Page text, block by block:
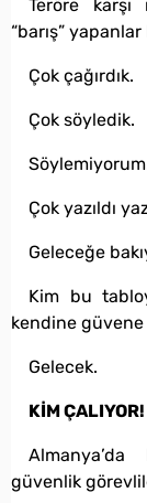
Teröre karşı
“barış”
Çok çağırdık.
Çok söyledik.
Çok yazıldı
Geleceğe
Kim bu
kendine güvene
Gelecek.
KİM ÇALIYOR!
güvenlik